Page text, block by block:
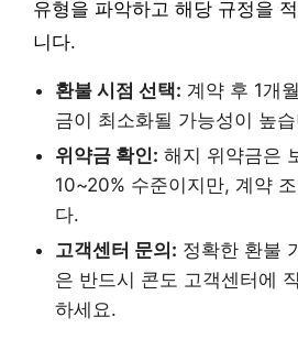
유형을 파악하고 해당 규정을
니다.
환불 시점 선택: 계약 후 1개
금이 최소화될 가능성이 높
위약금 확인: 해지 위약금은
10~20% 수준이지만, 계약
다.
고객센터 문의: 정확한 환불
은 반드시 콘도 고객센터에
하세요.